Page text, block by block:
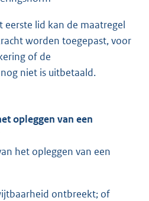
eerste lid kan de maatregel
worden toegepast, voor
of de
niet is uitbetaald.
opleggen van een
het opleggen van een
ontbreekt; of